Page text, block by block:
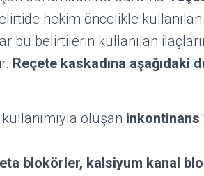
hekim öncelikle
bu belirtilerin kullanılan
Reçete kaskadına aşağıdaki
kullanımıyla oluşan inkontinans
blokörler, kalsiyum kanal